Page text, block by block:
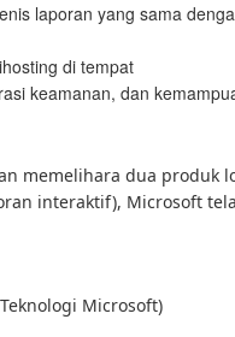
laporan yang sama
di tempat
keamanan, dan
memelihara dua produk
interaktif), Microsoft
Microsoft)